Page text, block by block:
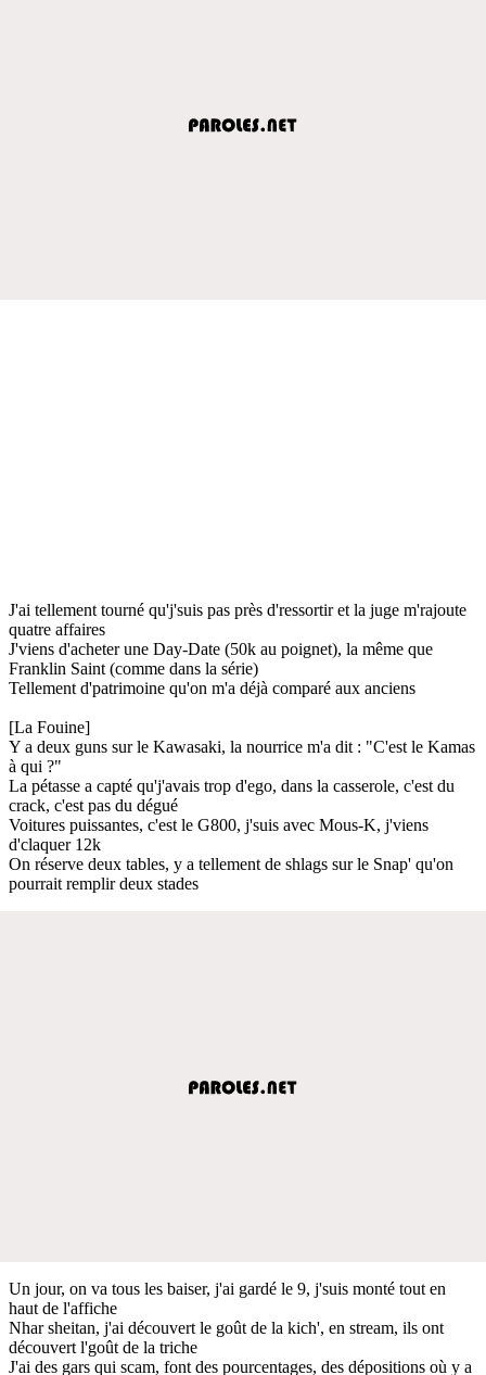
J'ai tellement tourné qu'j'suis pas près d'ressortir et la juge m'rajoute
quatre affaires
J'viens d'acheter une Day-Date (50k au poignet), la même que
Franklin Saint (comme dans la série)
Tellement d'patrimoine qu'on m'a déjà comparé aux anciens
[La Fouine]
Y a deux guns sur le Kawasaki, la nourrice m'a dit : "C'est le Kamas
à qui ?"
La pétasse a capté qu'j'avais trop d'ego, dans la casserole, c'est du
crack, c'est pas du dégué
Voitures puissantes, c'est le G800, j'suis avec Mous-K, j'viens
d'claquer 12k
On réserve deux tables, y a tellement de shlags sur le Snap' qu'on
pourrait remplir deux stades
Un jour, on va tous les baiser, j'ai gardé le 9, j'suis monté tout en
haut de l'affiche
Nhar sheitan, j'ai découvert le goût de la kich', en stream, ils ont
découvert l'goût de la triche
J'ai des gars qui scam, font des pourcentages, des dépositions où y a